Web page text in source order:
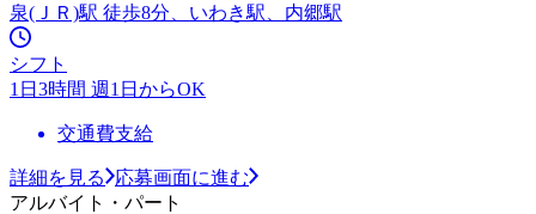
泉(ＪＲ)駅 徒歩8分、いわき駅、内郷駅
シフト
1日3時間 週1日からOK
交通費支給
詳細を見る
応募画面に進む
アルバイト・パート